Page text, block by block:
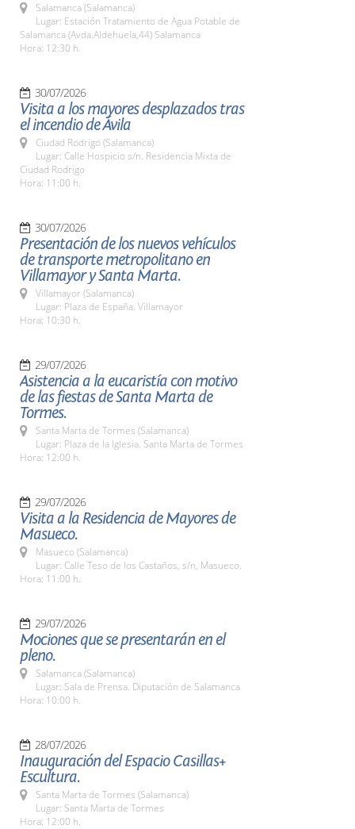
Salamanca (Salamanca)
Lugar: Estación Tratamiento de Agua Potable de
Salamanca (Avda.Aldehuela,44) Salamanca
Hora: 12:30 h.
30/07/2026
Visita a los mayores desplazados tras
el incendio de Ávila
Ciudad Rodrigo (Salamanca)
Lugar: Calle Hospicio s/n. Residencia Mixta de
Ciudad Rodrigo
Hora: 11:00 h.
30/07/2026
Presentación de los nuevos vehículos
de transporte metropolitano en
Villamayor y Santa Marta.
Villamayor (Salamanca)
Lugar: Plaza de España. Villamayor
Hora: 10:30 h.
29/07/2026
Asistencia a la eucaristía con motivo
de las fiestas de Santa Marta de
Tormes.
Santa Marta de Tormes (Salamanca)
Lugar: Plaza de la Iglesia. Santa Marta de Tormes
Hora: 12:00 h.
29/07/2026
Visita a la Residencia de Mayores de
Masueco.
Masueco (Salamanca)
Lugar: Calle Teso de los Castaños, s/n, Masueco.
Hora: 11:00 h.
29/07/2026
Mociones que se presentarán en el
pleno.
Salamanca (Salamanca)
Lugar: Sala de Prensa. Diputación de Salamanca
Hora: 10:00 h.
28/07/2026
Inauguración del Espacio Casillas+
Escultura.
Santa Marta de Tormes (Salamanca)
Lugar: Santa Marta de Tormes
Hora: 12:00 h.